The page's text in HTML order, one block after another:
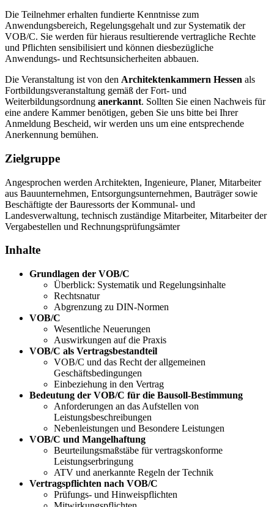
Die Teilnehmer erhalten fundierte Kenntnisse zum
Anwendungsbereich, Regelungsgehalt und zur Systematik der
VOB/C. Sie werden für hieraus resultierende vertragliche Rechte
und Pflichten sensibilisiert und können diesbezügliche
Anwendungs- und Rechtsunsicherheiten abbauen.
Die Veranstaltung ist von den Architektenkammern Hessen als
Fortbildungsveranstaltung gemäß der Fort- und
Weiterbildungsordnung anerkannt. Sollten Sie einen Nachweis für
eine andere Kammer benötigen, geben Sie uns bitte bei Ihrer
Anmeldung Bescheid, wir werden uns um eine entsprechende
Anerkennung bemühen.
Zielgruppe
Angesprochen werden Architekten, Ingenieure, Planer, Mitarbeiter
aus Bauunternehmen, Entsorgungsunternehmen, Bauträger sowie
Beschäftigte der Bauressorts der Kommunal- und
Landesverwaltung, technisch zuständige Mitarbeiter, Mitarbeiter der
Vergabestellen und Rechnungsprüfungsämter
Inhalte
Grundlagen der VOB/C
Überblick: Systematik und Regelungsinhalte
Rechtsnatur
Abgrenzung zu DIN-Normen
VOB/C
Wesentliche Neuerungen
Auswirkungen auf die Praxis
VOB/C als Vertragsbestandteil
VOB/C und das Recht der allgemeinen
Geschäftsbedingungen
Einbeziehung in den Vertrag
Bedeutung der VOB/C für die Bausoll-Bestimmung
Anforderungen an das Aufstellen von
Leistungsbeschreibungen
Nebenleistungen und Besondere Leistungen
VOB/C und Mangelhaftung
Beurteilungsmaßstäbe für vertragskonforme
Leistungserbringung
ATV und anerkannte Regeln der Technik
Vertragspflichten nach VOB/C
Prüfungs- und Hinweispflichten